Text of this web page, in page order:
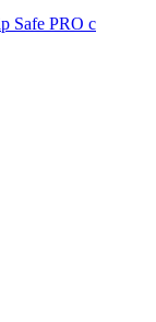
Safe PRO с